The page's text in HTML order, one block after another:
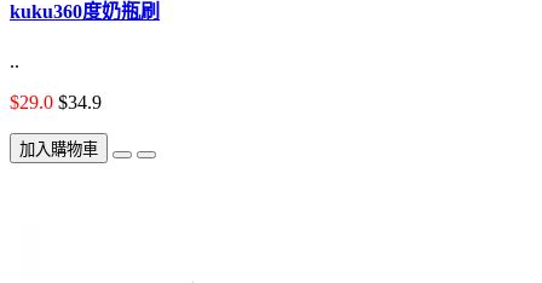
kuku360度奶瓶刷
..
$29.0 $34.9
加入購物車